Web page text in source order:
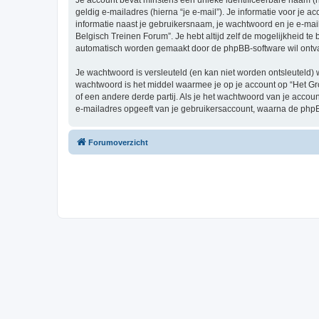
geldig e-mailadres (hierna “je e-mail”). Je informatie voor je
informatie naast je gebruikersnaam, je wachtwoord en je e-
Belgisch Treinen Forum”. Je hebt altijd zelf de mogelijkheid
automatisch worden gemaakt door de phpBB-software wil
Je wachtwoord is versleuteld (en kan niet worden
wachtwoord is het middel waarmee je op je account op “Het
of een andere derde partij. Als je het wachtwoord van je
e-mailadres opgeeft van je gebruikersaccount, waarna de
Forumoverzicht